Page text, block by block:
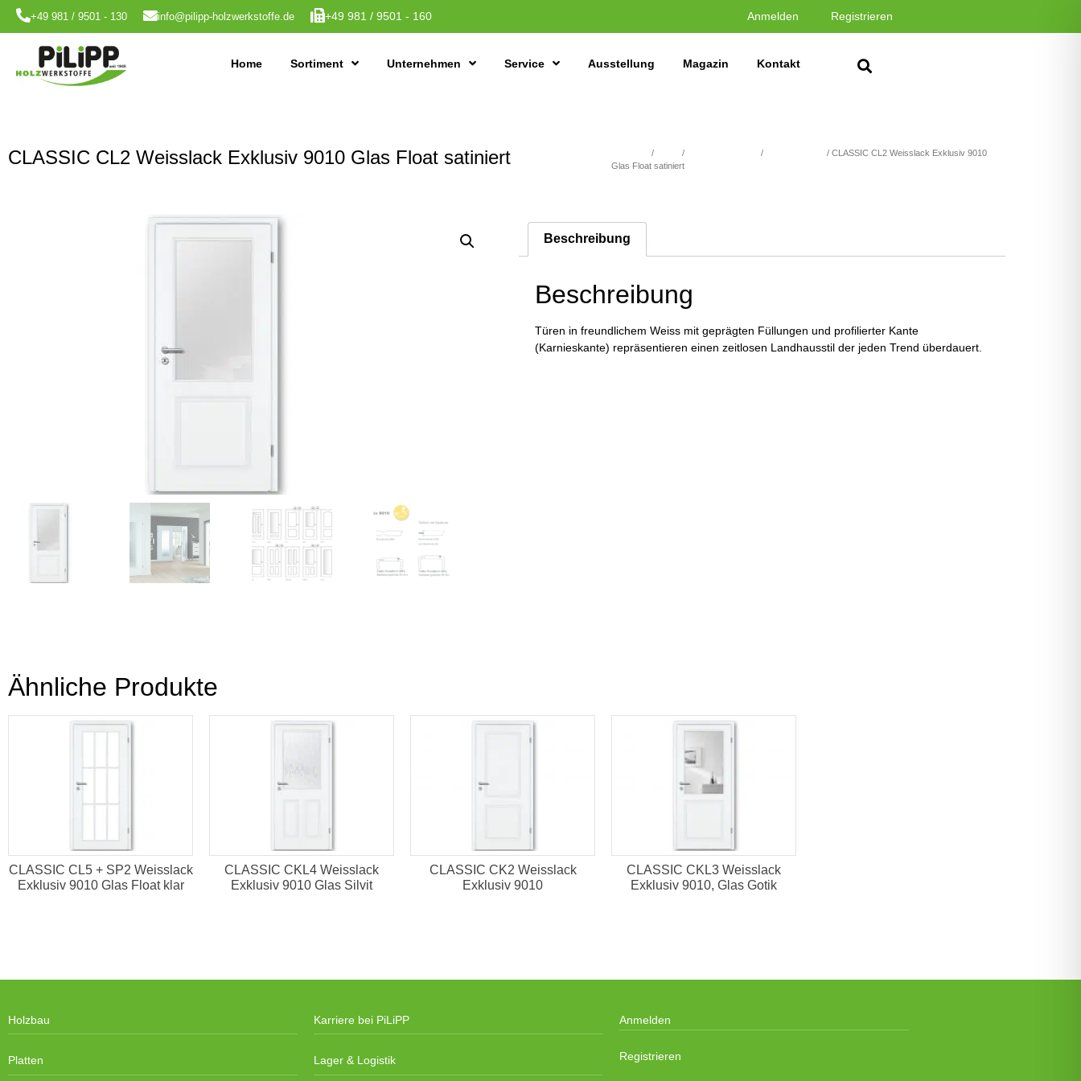
+49 981 / 9501 - 130 info@pilipp-holzwerkstoffe.de +49 981 / 9501 - 160 Anmelden Registrieren
Home Sortiment Unternehmen Service Ausstellung Magazin Kontakt
CLASSIC CL2 Weisslack Exklusiv 9010 Glas Float satiniert / / /
/ CLASSIC CL2 Weisslack Exklusiv 9010
Glas Float satiniert
Beschreibung
Beschreibung
Türen in freundlichem Weiss mit geprägten Füllungen und profilierter Kante
(Karnieskante) repräsentieren einen zeitlosen Landhausstil der jeden Trend überdauert.
Ähnliche Produkte
CLASSIC CL5 + SP2 Weisslack
Exklusiv 9010 Glas Float klar
CLASSIC CKL4 Weisslack
Exklusiv 9010 Glas Silvit
CLASSIC CK2 Weisslack
Exklusiv 9010
CLASSIC CKL3 Weisslack
Exklusiv 9010, Glas Gotik
Holzbau
Platten
Karriere bei PiLiPP
Lager & Logistik
Anmelden
Registrieren